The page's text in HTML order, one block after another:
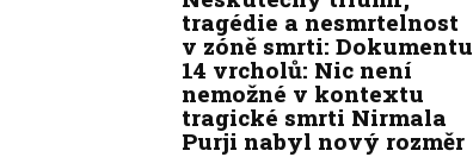
tragédie a nesmrtelnost
v zóně smrti: Dokumentu
14 vrcholů: Nic není
nemožné v kontextu
tragické smrti Nirmala
Purji nabyl nový rozměr